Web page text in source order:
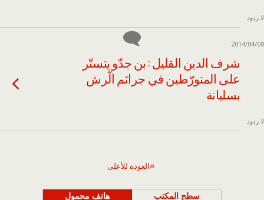
لا ردود
2014/04/08
شرف الدين القليل : بن جدّو يتستّر
على المتورّطين في جرائم الّرش
بسليانة
لا ردود
العودة للأعلى
هاتف محمول سطح المكتب